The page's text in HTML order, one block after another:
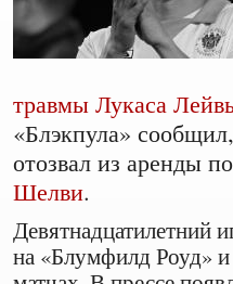
травмы Лукаса
«Блэкпула»
отозвал из аренды
Шелви.
Девятнадцатилетний
на «Блумфилд Роуд» и